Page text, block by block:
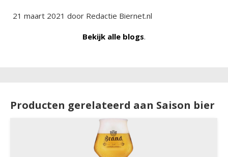
maar een paar maanden verkrijgbaar.
21 maart 2021 door Redactie Biernet.nl
Bekijk alle blogs.
Producten gerelateerd aan Saison bier